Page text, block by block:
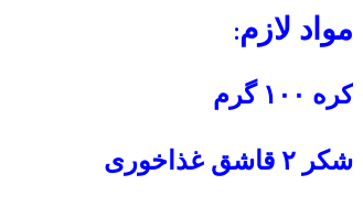
مواد لازم:
کره ۱۰۰ گرم
شکر ۲ قاشق غذاخوری